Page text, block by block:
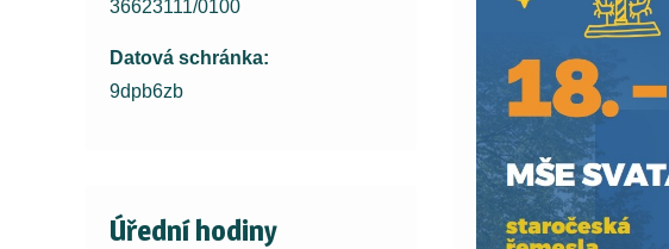
36623111/0100
Datová schránka:
9dpb6zb
Úřední hodiny